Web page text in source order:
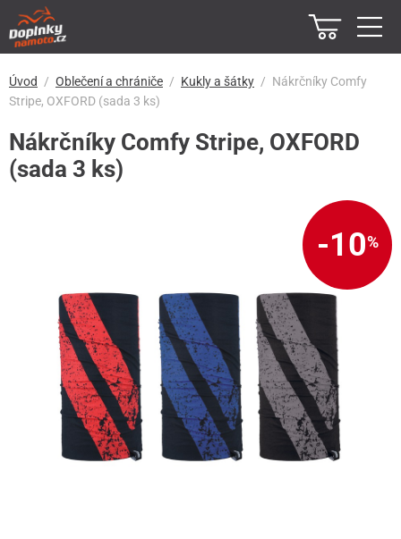
Úvod Oblečení a chrániče Kukly a šátky
Nákrčníky Comfy
Stripe, OXFORD (sada 3 ks)
Nákrčníky Comfy Stripe, OXFORD
(sada 3 ks)
-10%